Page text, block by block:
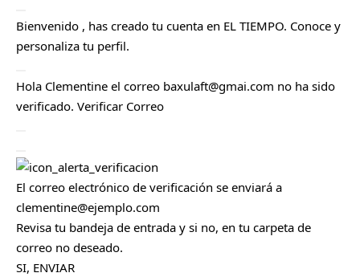
e
r
Bienvenido , has creado tu cuenta en EL TIEMPO. Conoce y
personaliza tu perfil.
e
r
Hola Clementine el correo baxulaft@gmai.com no ha sido
verificado. Verificar Correo
r
r
a
Cerrar
El correo electrónico de verificación se enviará a
clementine@ejemplo.com
Revisa tu bandeja de entrada y si no, en tu carpeta de
correo no deseado.
SI, ENVIAR